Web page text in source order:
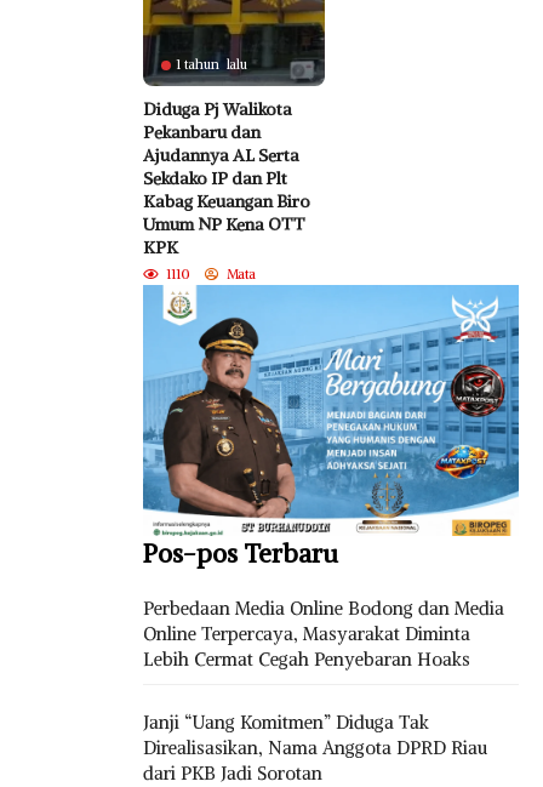
1 tahun lalu
Diduga Pj Walikota
Pekanbaru dan
Ajudannya AL Serta
Sekdako IP dan Plt
Kabag Keuangan Biro
Umum NP Kena OTT
KPK
1110 Mata
Pos-pos Terbaru
Perbedaan Media Online Bodong dan Media
Online Terpercaya, Masyarakat Diminta
Lebih Cermat Cegah Penyebaran Hoaks
Janji “Uang Komitmen” Diduga Tak
Direalisasikan, Nama Anggota DPRD Riau
dari PKB Jadi Sorotan